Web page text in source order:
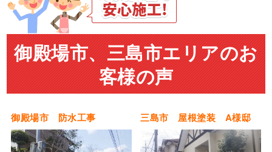
御殿場市、三島市エリアのお
客様の声
御殿場市 防水工事 三島市 屋根塗装 A様邸